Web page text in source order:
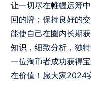
让一切尽在帷幄运筹
回的牌；保持良好的
能使自己在圈内长期
知识，细致分析，独
一位淘币者成功获得
在价值！愿大家2024